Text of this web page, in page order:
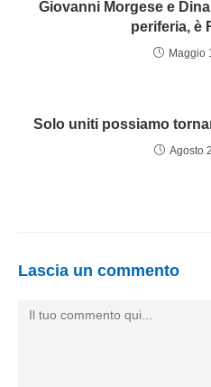
Giovanni Morgese e
periferia, è
Maggio
Solo uniti possiamo
Agosto
Lascia un commento